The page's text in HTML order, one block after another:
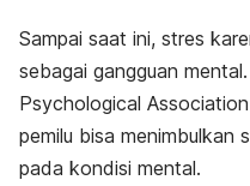
Sampai saat ini, stres
sebagai gangguan
Psychological Association
pemilu bisa menimbulkan
pada kondisi mental.